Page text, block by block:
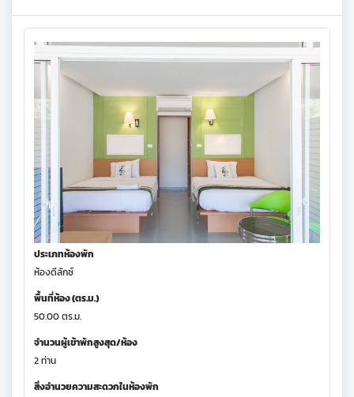
ประเภทห้องพัก
ห้องดีลักซ์
พื้นที่ห้อง (ตร.ม.)
50.00 ตร.ม.
จำนวนผู้เข้าพักสูงสุด/ห้อง
2 ท่าน
สิ่งอำนวยความสะดวกในห้องพัก